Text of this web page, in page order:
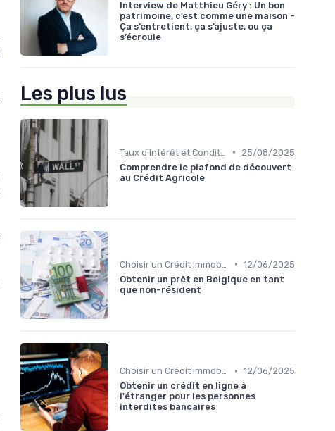
Interview de Matthieu Géry : Un bon
patrimoine, c’est comme une maison -
Ça s’entretient, ça s’ajuste, ou ça
s’écroule
Les plus lus
•
25/08/2025
Comprendre le plafond de découvert
au Crédit Agricole
• 12/06/2025
Obtenir un prêt en Belgique en tant
que non-résident
Choisir un Crédit Immobilier • 12/06/2025
Obtenir un crédit en ligne à
l'étranger pour les personnes
interdites bancaires